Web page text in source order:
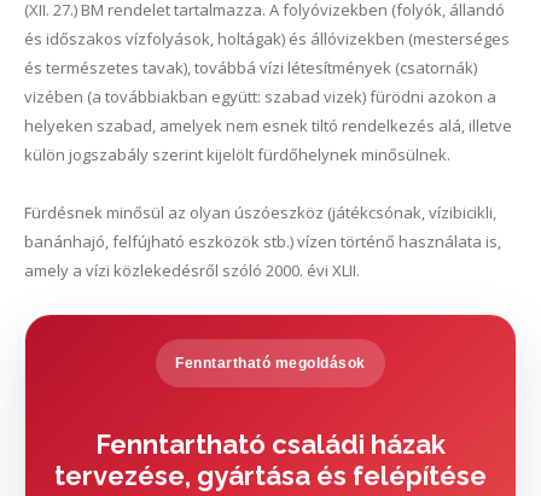
(XII. 27.) BM rendelet tartalmazza. A folyóvizekben (folyók, állandó
és időszakos vízfolyások, holtágak) és állóvizekben (mesterséges
és természetes tavak), továbbá vízi létesítmények (csatornák)
vizében (a továbbiakban együtt: szabad vizek) fürödni azokon a
helyeken szabad, amelyek nem esnek tiltó rendelkezés alá, illetve
külön jogszabály szerint kijelölt fürdőhelynek minősülnek.
Fürdésnek minősül az olyan úszóeszköz (játékcsónak, vízibicikli,
banánhajó, felfújható eszközök stb.) vízen történő használata is,
amely a vízi közlekedésről szóló 2000. évi XLII.
Fenntartható megoldások
Fenntartható családi házak
tervezése, gyártása és felépítése